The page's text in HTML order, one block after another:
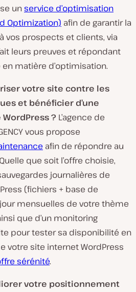
unservice d’optimisation
Optimization) afin de garantir la
vos prospects et clients, via
leurs preuves et répondant
matière d’optimisation.
votre site contre les
et bénéficier d’une
? L’agence de
vous propose
afin de répondre au
que soit l’offre choisie,
journalières de
(fichiers + base de
mensuelles de votre thème
que d’un monitoring
pour tester sa disponibilité en
votre site internet WordPress
sérénité.
votre positionnement